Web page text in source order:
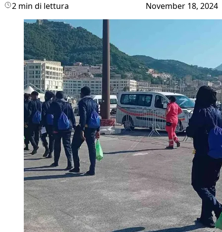
2 min di lettura November 18, 2024